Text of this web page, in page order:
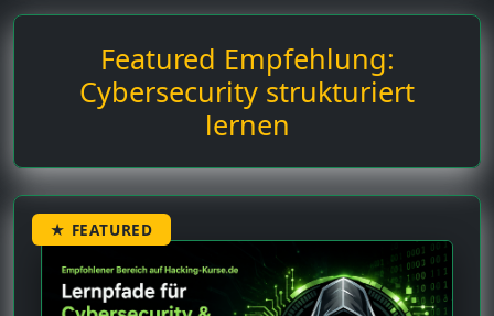
Featured Empfehlung:
Cybersecurity strukturiert
lernen
★ FEATURED